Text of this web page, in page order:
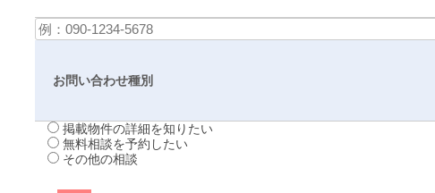
お問い合わせ種別
掲載物件の詳細を知りたい
無料相談を予約したい
その他の相談